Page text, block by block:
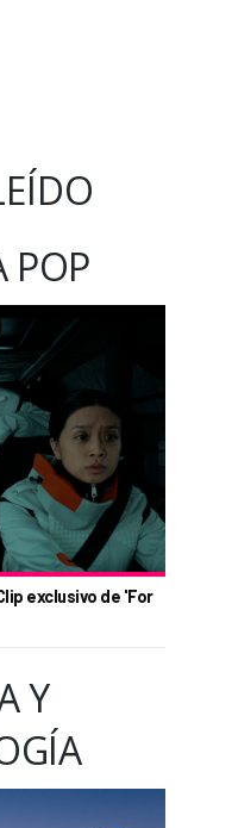
POP
exclusivo de 'For
Y